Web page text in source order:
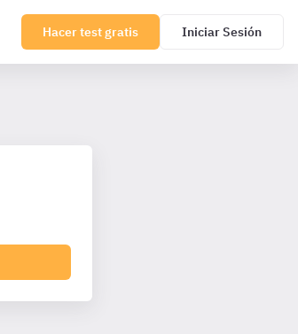
Hacer test gratis Iniciar Sesión